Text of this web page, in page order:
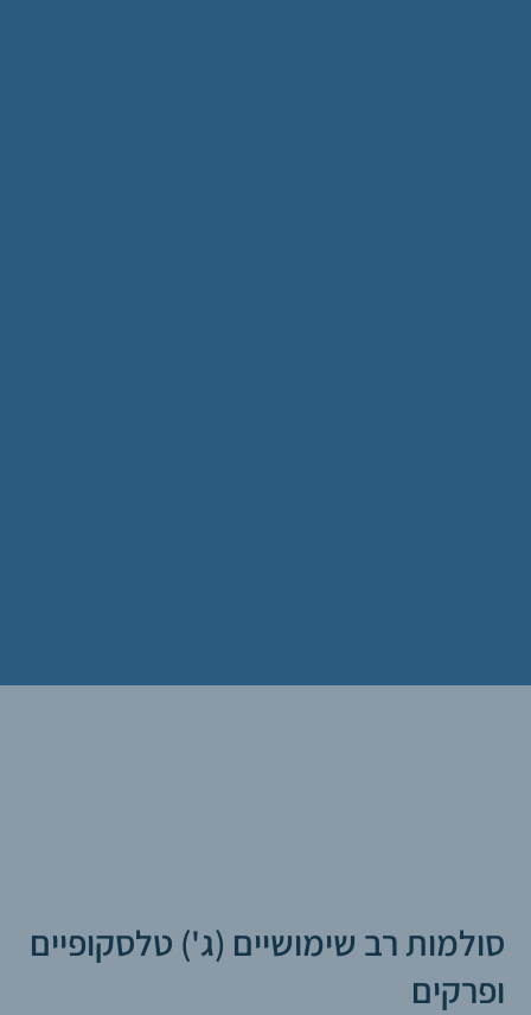
סולמות רב שימושיים (ג') טלסקופיים
ופרקים